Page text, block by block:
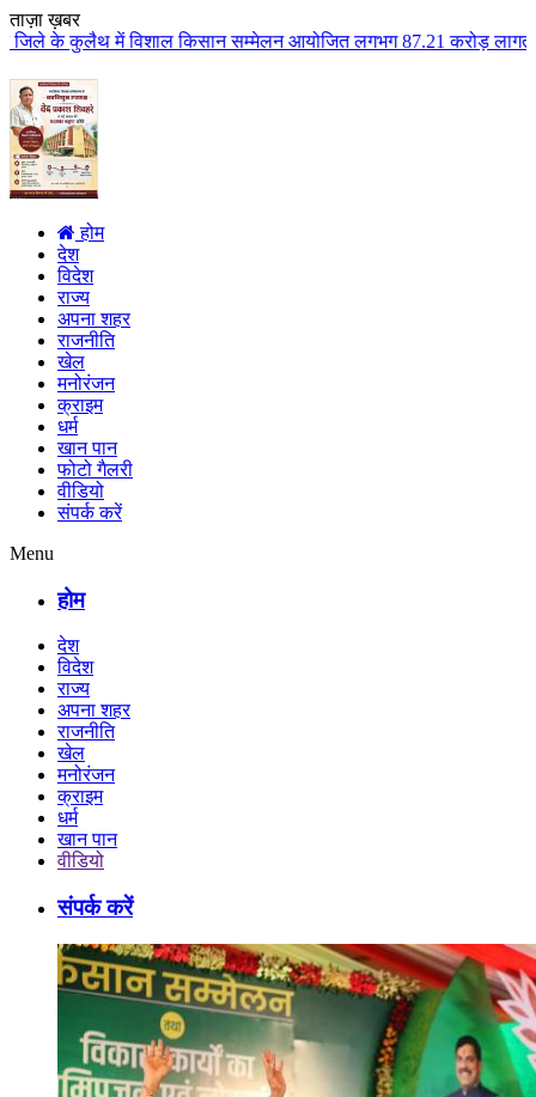
ताज़ा ख़बर
सम्मेलन आयोजित लगभग 87.21 करोड़ लागत के 41 विकास कार्यों
होम
देश
विदेश
राज्य
अपना शहर
राजनीति
खेल
मनोरंजन
क्राइम
धर्म
खान पान
फोटो गैलरी
वीडियो
संपर्क करें
Menu
होम
देश
विदेश
राज्य
अपना शहर
राजनीति
खेल
मनोरंजन
क्राइम
धर्म
खान पान
वीडियो
संपर्क करें